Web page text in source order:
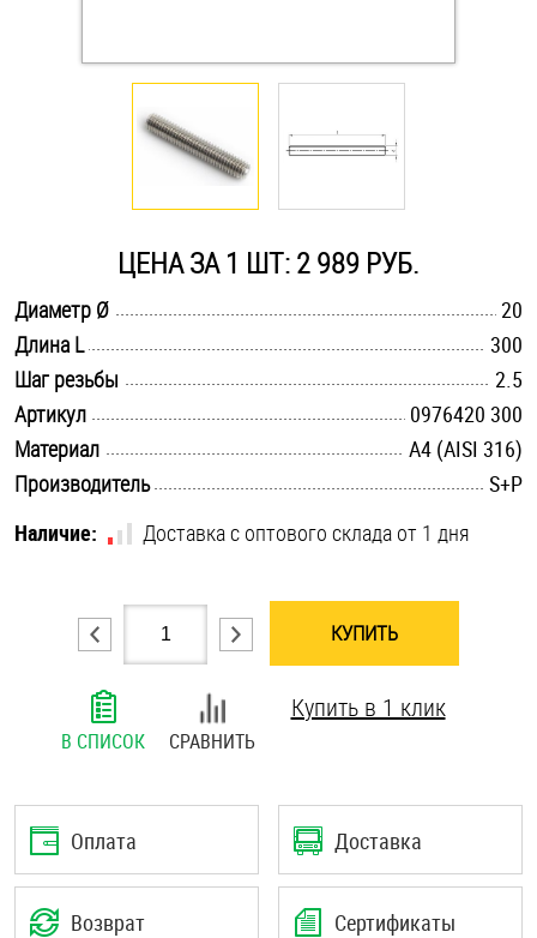
Оснастка и аксессуары для яхт
Стопорные кольца
Такелаж
Хомуты
Шплинты
ЦЕНА ЗА 1 ШТ: 2 989 РУБ.
Диаметр Ø
20
Длина L
300
Шаг резьбы
2.5
Артикул
0976420 300
Материал
A4 (AISI 316)
Производитель
S+P
Наличие:
Доставка с оптового склада от 1 дня
КУПИТЬ
В СПИСОК СРАВНИТЬ
Купить в 1 клик
Оплата Доставка
Возврат Сертификаты